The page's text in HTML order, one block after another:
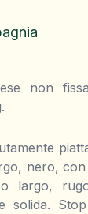
non
nero,
largo,
solida.